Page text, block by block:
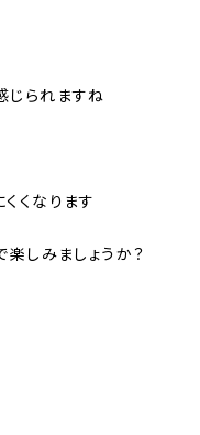
じられますね
くなります
楽しみましょうか？